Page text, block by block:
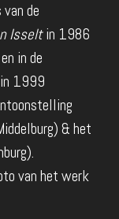
de
Isseltin 1986
in de
1999
& het
van het werk